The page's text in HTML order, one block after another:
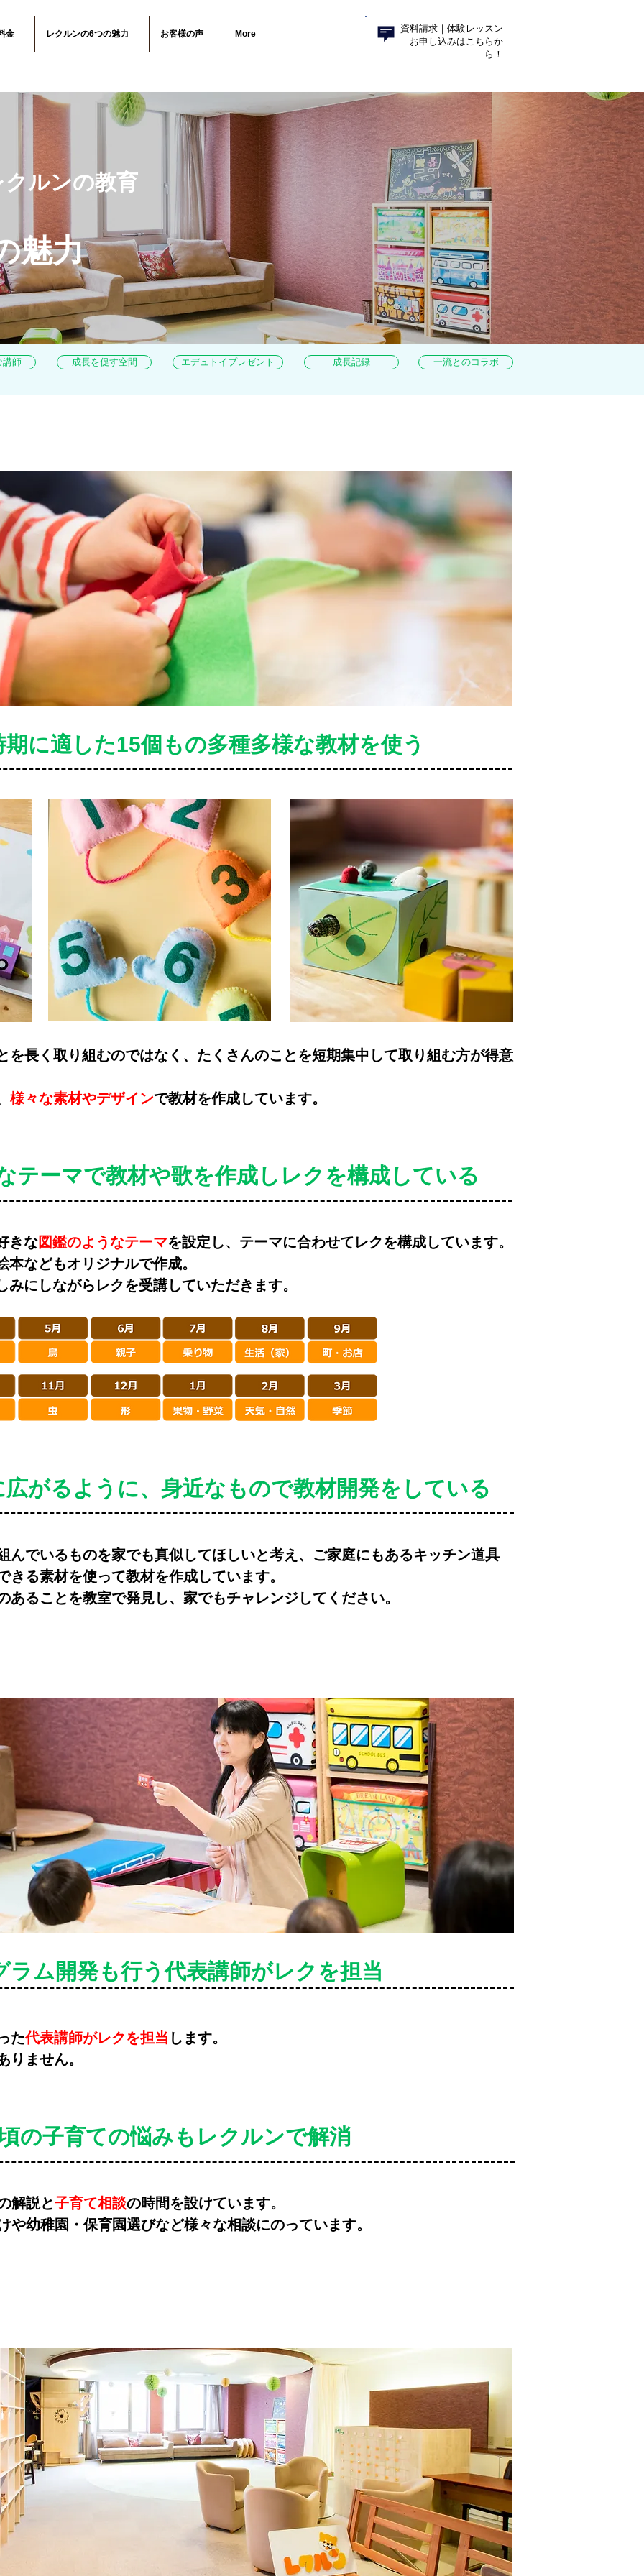
金 レクルンの6つの魅力 お客様の声 More
資料請求｜体験レッスン
お申し込みはこちらか
ら！​
ルンの教育
魅力
講師 成長を促す空間 エデュトイプレゼント 成長記録 一流とのコラボ
に適した15個もの多種多様な教材を使う
を長く取り組むのではなく、たくさんのことを短期集中して取り組む方が得意
様々な素材やデザインで教材を作成しています。
テーマで教材や歌を作成しレクを構成している
きな図鑑のようなテーマを設定し、テーマに合わせてレクを構成しています。
などもオリジナルで作成。
にしながらレクを受講していただきます。
がるように、身近なもので教材開発をしている
んでいるものを家でも真似してほしいと考え、ご家庭にもあるキッチン道具
きる素材を使って教材を作成しています。
あることを教室で発見し、家でもチャレンジしてください。
ラム開発も行う代表講師がレクを担当
た代表講師がレクを担当 します。
りません。
の子育ての悩みもレクルンで解消
解説と子育て相談の時間を設けています。
や幼稚園・保育園選びなど様々な相談にのっています。